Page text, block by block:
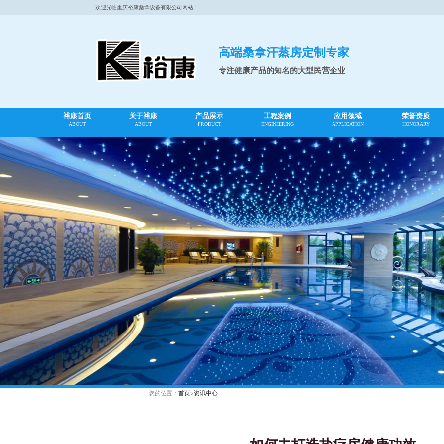
欢迎光临重庆裕康桑拿设备有限公司网站！
高端桑拿汗蒸房定制专家
专注健康产品的知名的大型民营企业
裕康首页
ABOUT
关于裕康
ABOUT
产品展示
PRODUCT
工程案例
ENGINEERING
应用领域
APPLICATION
荣誉资质
HONORARY
您的位置： 首页>资讯中心